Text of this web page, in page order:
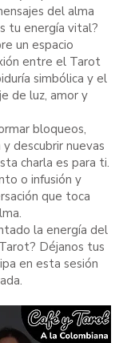
del alma
tu energía vital?
un espacio
entre el Tarot
simbólica y el
de luz, amor y
bloqueos,
descubrir nuevas
charla es para ti.
o infusión y
que toca
la energía del
Déjanos tus
en esta sesión